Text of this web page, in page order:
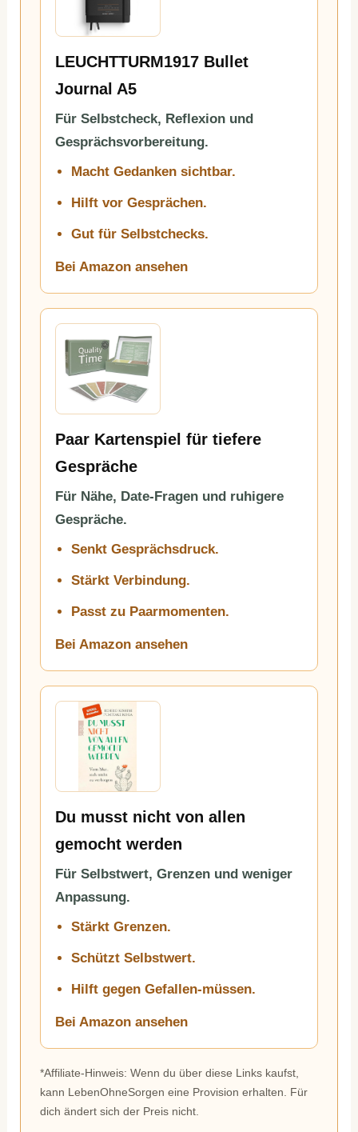
LEUCHTTURM1917 Bullet
Journal A5
Für Selbstcheck, Reflexion und
Gesprächsvorbereitung.
Macht Gedanken sichtbar.
Hilft vor Gesprächen.
Gut für Selbstchecks.
Bei Amazon ansehen
Paar Kartenspiel für tiefere
Gespräche
Für Nähe, Date-Fragen und ruhigere
Gespräche.
Senkt Gesprächsdruck.
Stärkt Verbindung.
Passt zu Paarmomenten.
Bei Amazon ansehen
Du musst nicht von allen
gemocht werden
Für Selbstwert, Grenzen und weniger
Anpassung.
Stärkt Grenzen.
Schützt Selbstwert.
Hilft gegen Gefallen-müssen.
Bei Amazon ansehen
*Affiliate-Hinweis: Wenn du über diese Links kaufst,
kann LebenOhneSorgen eine Provision erhalten. Für
dich ändert sich der Preis nicht.